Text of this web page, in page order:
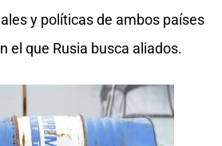
y políticas de ambos países
el que Rusia busca aliados.